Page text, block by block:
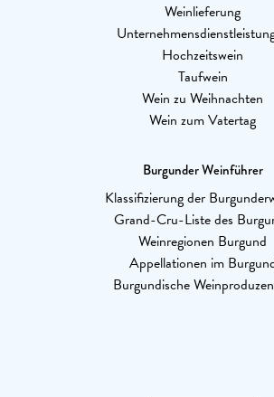
Weinlieferung
Hochzeitswein
Taufwein
Wein zu Weihnachten
Wein zum Vatertag
Burgunder Weinführer
Klassifizierung der
Grand-Cru-Liste des
Weinregionen Burgund
Appellationen im
Burgundische